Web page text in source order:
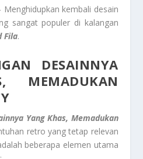
kembali desain
sangat populer di kalangan
Fila.
DESAINNYA
MEMADUKAN
Yang Khas, Memadukan
retro yang tetap relevan
beberapa elemen utama